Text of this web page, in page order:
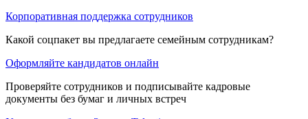
Корпоративная поддержка сотрудников
Какой соцпакет вы предлагаете семейным сотрудникам?
Оформляйте кандидатов онлайн
Проверяйте сотрудников и подписывайте кадровые
документы без бумаг и личных встреч